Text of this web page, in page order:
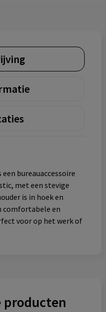
bureauaccessoire
met een stevige
is in hoek en
comfortabele en
voor op het werk of
producten